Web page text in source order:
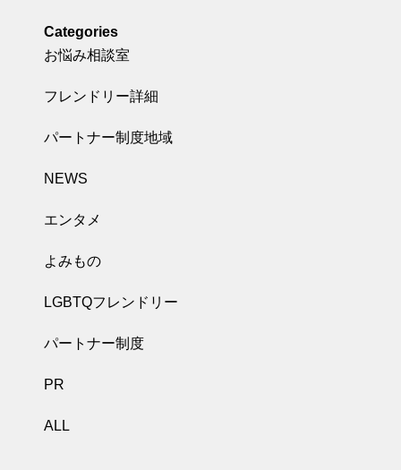
Categories
お悩み相談室
フレンドリー詳細
パートナー制度地域
NEWS
エンタメ
よみもの
LGBTQフレンドリー
パートナー制度
PR
ALL